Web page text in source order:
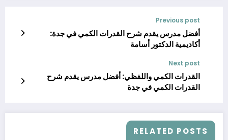
Previous post
أفضل مدرس يقدم شرح القدرات الكمي في جدة:
أكاديمية الدكتور أسامة
Next post
القدرات الكمي واللفظي: أفضل مدرس يقدم شرح
القدرات الكمي في جدة
RELATED POSTS